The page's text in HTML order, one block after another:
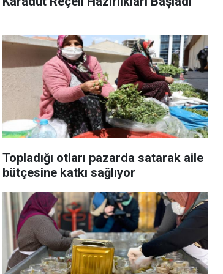
Topladığı otları pazarda satarak aile
bütçesine katkı sağlıyor